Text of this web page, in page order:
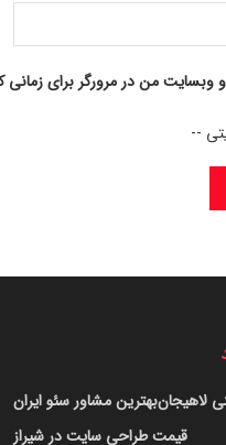
و وبسایت من در مرورگر برای
--
بهترین مشاور سئو ایرانلاهیجان
قیمت طراحی سایت در شیراز